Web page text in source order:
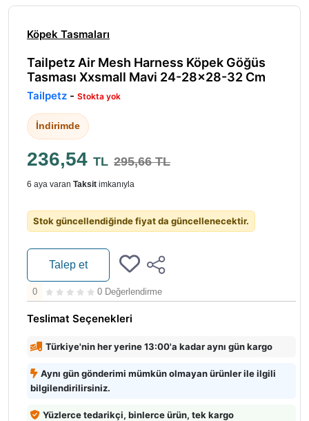
Köpek Tasmaları
Tailpetz Air Mesh Harness Köpek Göğüs
Tasması Xxsmall Mavi 24-28x28-32 Cm
Tailpetz - Stokta yok
İndirimde
236,54 TL 295,66 TL
6 aya varan Taksit imkanıyla
Stok güncellendiğinde fiyat da güncellenecektir.
Talep et
0 0 Değerlendirme
Teslimat Seçenekleri
Türkiye'nin her yerine 13:00'a kadar aynı gün kargo
Aynı gün gönderimi mümkün olmayan ürünler ile ilgili
bilgilendirilirsiniz.
Yüzlerce tedarikçi, binlerce ürün, tek kargo